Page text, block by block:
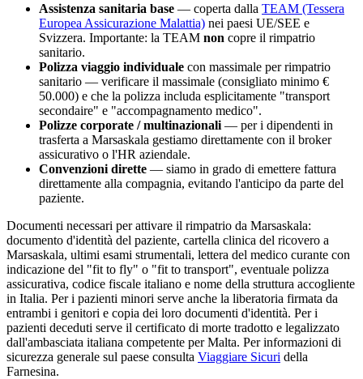
Assistenza sanitaria base — coperta dalla TEAM (Tessera
Europea Assicurazione Malattia) nei paesi UE/SEE e
Svizzera. Importante: la TEAM non copre il rimpatrio
sanitario.
Polizza viaggio individuale con massimale per rimpatrio
sanitario — verificare il massimale (consigliato minimo €
50.000) e che la polizza includa esplicitamente "transport
secondaire" e "accompagnamento medico".
Polizze corporate / multinazionali — per i dipendenti in
trasferta a Marsaskala gestiamo direttamente con il broker
assicurativo o l'HR aziendale.
Convenzioni dirette — siamo in grado di emettere fattura
direttamente alla compagnia, evitando l'anticipo da parte del
paziente.
Documenti necessari per attivare il rimpatrio da Marsaskala:
documento d'identità del paziente, cartella clinica del ricovero a
Marsaskala, ultimi esami strumentali, lettera del medico curante con
indicazione del "fit to fly" o "fit to transport", eventuale polizza
assicurativa, codice fiscale italiano e nome della struttura accogliente
in Italia. Per i pazienti minori serve anche la liberatoria firmata da
entrambi i genitori e copia dei loro documenti d'identità. Per i
pazienti deceduti serve il certificato di morte tradotto e legalizzato
dall'ambasciata italiana competente perMalta. Per informazioni di
sicurezza generale sul paese consulta Viaggiare Sicuri della
Farnesina.